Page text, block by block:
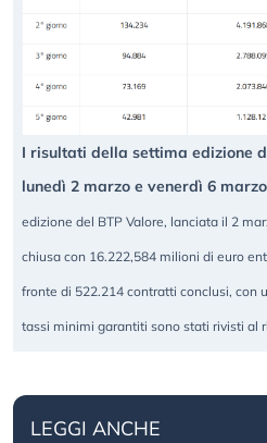
I risultati della settima edizione
lunedì 2 marzo e venerdì 6
edizione del BTP Valore, lanciata il 2
chiusa con 16.222,584 milioni di euro
fronte di 522.214 contratti conclusi, con
tassi minimi garantiti sono stati rivisti al
LEGGI ANCHE